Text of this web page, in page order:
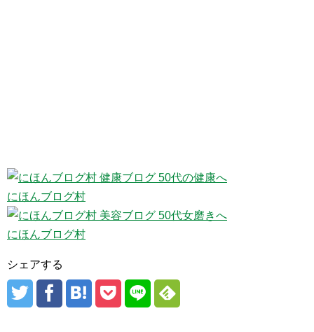
にほんブログ村
にほんブログ村
シェアする